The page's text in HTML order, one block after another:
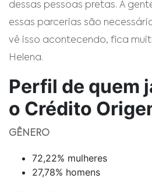
dessas pessoas pretas. A
essas parcerias são
vê isso acontecendo, fica
Helena.
Perfil de quem
o Crédito
GÊNERO
72,22% mulheres
27,78% homens